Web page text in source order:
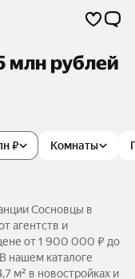
млн рублей
Комнаты
₽
Сосновцы в
агентств и
от 1 900 000 ₽ до
нашем каталоге
м² в новостройках и